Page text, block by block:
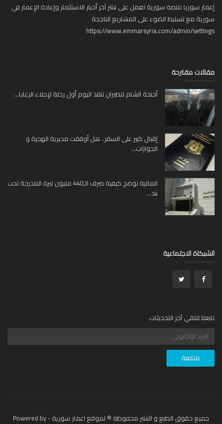
سوريا منصة سورية تعمل على نشر آخر أخبار الاستثمار وإعادة الإعمار في
مع تسليط الضوء على المشاريع الناجحة
https://www.emmarsyria.com/admin/
مقترحة
أجنحة الشام للطيران تنفذ اليوم أول رحلة لإجلاء الرعايا...
إقبال كبير على السفر.. هل أوقفت مديرية الهجرة و
الجوازات...
المالية توضح كيفية صرف الـ440 مليون ليرة المدرجة تحت
الاجتماعية
لتلقي آخر التحديثات
جميع حقوق الطبع و النشر محفوظة © لموقع اعمار سورية - Powered by